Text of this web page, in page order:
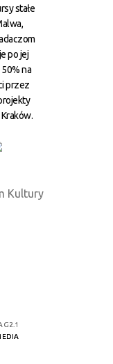
stałe
po jej
na
przez
Kultury
2.1